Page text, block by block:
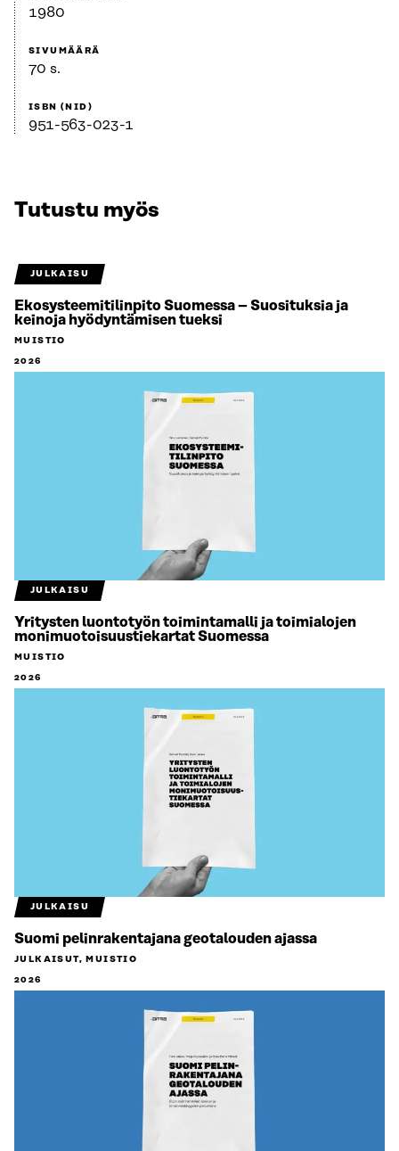
1980
SIVUMÄÄRÄ
70 s.
ISBN (NID)
951-563-023-1
Tutustu myös
JULKAISU
Ekosysteemitilinpito Suomessa – Suosituksia ja
keinoja hyödyntämisen tueksi
MUISTIO
2026
JULKAISU
Yritysten luontotyön toimintamalli ja toimialojen
monimuotoisuustiekartat Suomessa
MUISTIO
2026
JULKAISU
Suomi pelinrakentajana geotalouden ajassa
JULKAISUT, MUISTIO
2026